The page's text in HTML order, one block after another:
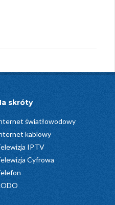
skróty
światłowodowy
kablowy
IPTV
Cyfrowa